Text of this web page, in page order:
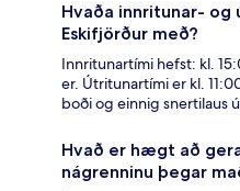
Hvaða innritunar-
Eskifjörður með?
Innritunartími hefst: kl.
er. Útritunartími er kl.
boði og einnig snertilaus
Hvað er hægt að
nágrenninu þegar